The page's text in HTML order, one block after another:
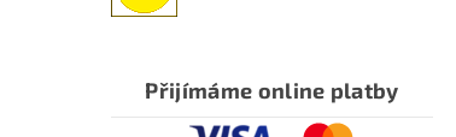
Přijímáme online platby